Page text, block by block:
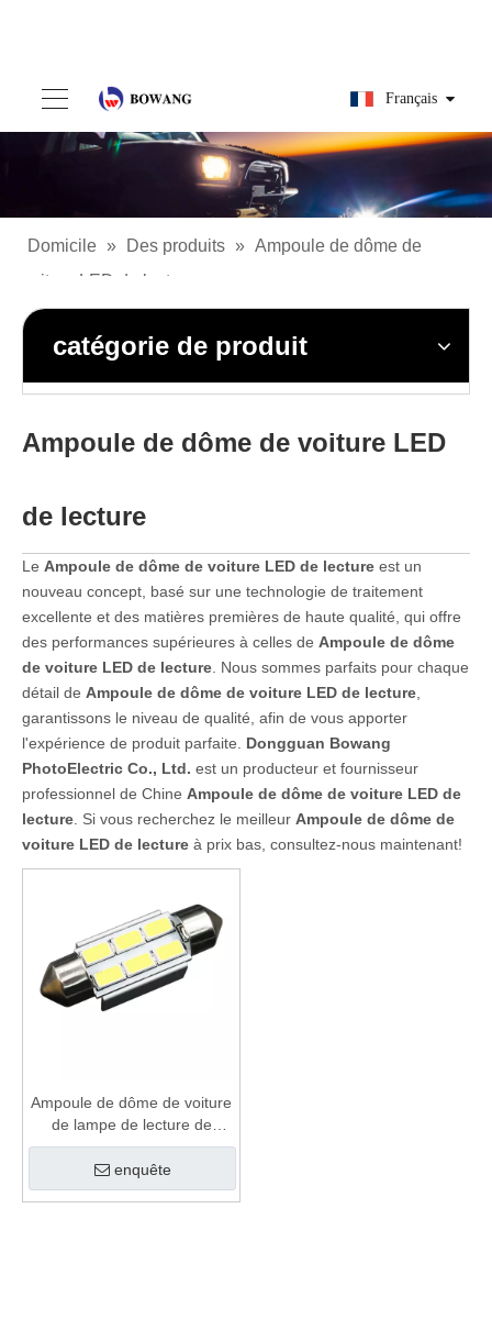
Français
Domicile » Des produits » Ampoule de dôme de
voiture LED de lecture
catégorie de produit
Ampoule de dôme de voiture LED
de lecture
Le Ampoule de dôme de voiture LED de lecture est un
nouveau concept, basé sur une technologie de traitement
excellente et des matières premières de haute qualité, qui offre
des performances supérieures à celles de Ampoule de dôme
de voiture LED de lecture . Nous sommes parfaits pour chaque
détail de Ampoule de dôme de voiture LED de lecture
garantissons le niveau de qualité, afin de vous apporter
l'expérience de produit parfaite. Dongguan Bowang
PhotoElectric Co., Ltd. est un producteur et fournisseur
professionnel de Chine Ampoule de dôme de voiture LED de
lecture . Si vous recherchez le meilleur Ampoule de dôme de
voiture LED de lecture à prix bas, consultez-nous maintenant!
Ampoule de dôme de voiture
de lampe de lecture de
36MM DC12V LED
enquête